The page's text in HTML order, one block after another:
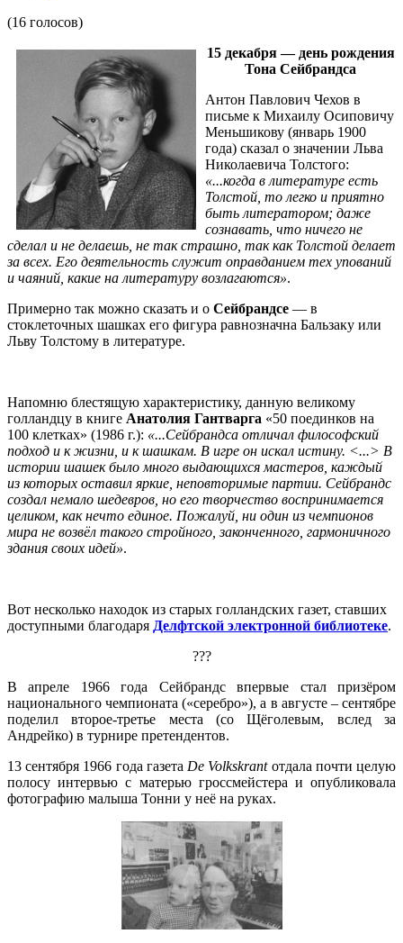
(16 голосов)
15 декабря — день рождения
Тона Сейбрандса
Антон Павлович Чехов в
письме к Михаилу Осиповичу
Меньшикову (январь 1900
года) сказал о значении Льва
Николаевича Толстого:
«...когда в литературе есть
Толстой, то легко и приятно
быть литератором; даже
сознавать, что ничего не
сделал и не делаешь, не так страшно, так как Толстой делает
за всех. Его деятельность служит оправданием тех упований
и чаяний, какие на литературу возлагаются».
Примерно так можно сказать и о Сейбрандсе — в
стоклеточных шашках его фигура равнозначна Бальзаку или
Льву Толстому в литературе.
Напомню блестящую характеристику, данную великому
голландцу в книге Анатолия Гантварга «50 поединков на
100 клетках» (1986 г.): «...Сейбрандса отличал философский
подход и к жизни, и к шашкам. В игре он искал истину. <...> В
истории шашек было много выдающихся мастеров, каждый
из которых оставил яркие, неповторимые партии. Сейбрандс
создал немало шедевров, но его творчество воспринимается
целиком, как нечто единое. Пожалуй, ни один из чемпионов
мира не возвёл такого стройного, законченного, гармоничного
здания своих идей».
Вот несколько находок из старых голландских газет, ставших
доступными благодаря Делфтской электронной библиотеке.
???
В апреле 1966 года Сейбрандс впервые стал призёром
национального чемпионата («серебро»), а в августе – сентябре
поделил второе-третье места (со Щёголевым, вслед за
Андрейко) в турнире претендентов.
13 сентября 1966 года газета De Volkskrantотдала почти целую
полосу интервью с матерью гроссмейстера и опубликовала
фотографию малыша Тонни у неё на руках.